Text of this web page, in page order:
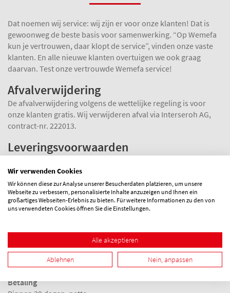
Dat noemen wij service: wij zijn er voor onze klanten! Dat is
gewoonweg de beste basis voor samenwerking. “Op Wemefa
kun je vertrouwen, daar klopt de service”, vinden onze vaste
klanten. En alle nieuwe klanten overtuigen we ook graag
daarvan. Test onze vertrouwde Wemefa service!
Afvalverwijdering
De afvalverwijdering volgens de wettelijke regeling is voor
onze klanten gratis. Wij verwijderen afval via Interseroh AG,
contract-nr. 222013.
Leveringsvoorwaarden
Vanaf een bruto goederenwaarde van € 2.000,00,
samengesteld uit alle productgroepen, levering zonder
vrachtkosten naar Duitse groothandelmagazijnen of
bouwplaatsen, zonder lossen.
Bij kleine orders buiten de verpakkingseenheden wordt een
onkostentoeslag van € 20,00 per factuur berekend.
Betalingsvoorwaarden
Betaling
Wir verwenden Cookies
Wir können diese zur Analyse unserer Besucherdaten platzieren, um unsere
Webseite zu verbessern, personalisierte Inhalte anzuzeigen und Ihnen ein
großartiges Webseiten-Erlebnis zu bieten. Für weitere Informationen zu den von
uns verwendeten Cookies öffnen Sie die Einstellungen.
Alle akzeptieren
Ablehnen Nein, anpassen